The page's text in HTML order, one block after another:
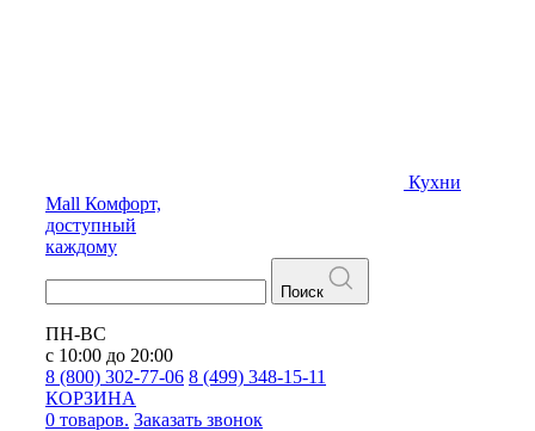
Кухни
Mall Комфорт,
доступный
каждому
Поиск
ПН-ВС
с 10:00 до 20:00
8 (800) 302-77-06 8 (499) 348-15-11
КОРЗИНА
0 товаров. Заказать звонок